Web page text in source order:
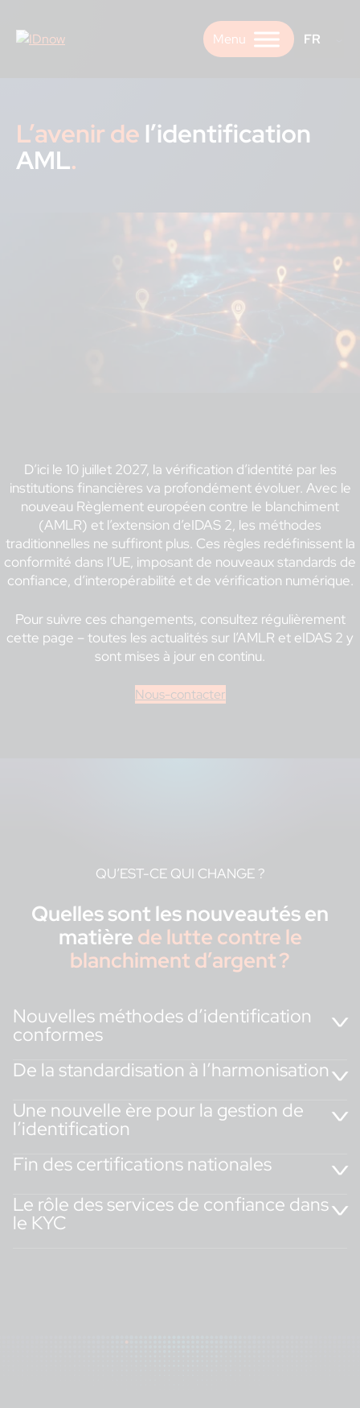
content
FR
L’avenir de l’identification
AML.
D’ici le 10 juillet 2027, la vérification d’identité par les
institutions financières va profondément évoluer. Avec le
nouveau Règlement européen contre le blanchiment
(AMLR) et l’extension d’eIDAS 2, les méthodes
traditionnelles ne suffiront plus. Ces règles redéfinissent la
conformité dans l’UE, imposant de nouveaux standards de
confiance, d’interopérabilité et de vérification numérique.
Pour suivre ces changements, consultez régulièrement
cette page – toutes les actualités sur l’AMLR et eIDAS 2 y
sont mises à jour en continu.
Nous-contacter
QU’EST-CE QUI CHANGE ?
Quelles sont les nouveautés en
matière de lutte contre le
blanchiment d’argent?
Nouvelles méthodes d’identification
conformes
QTS
De la standardisation à l’harmonisation
AMLR eIDAS 2
vérification
d’identité
Une nouvelle ère pour la gestion de
l’identification
Fin des certifications nationales
Le rôle des services de confiance dans
le KYC